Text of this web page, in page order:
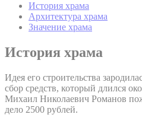
История храма
Архитектура храма
Значение храма
История храма
Идея его строительства
сбор средств, который длился
Михаил Николаевич Романов
дело 2500 рублей.